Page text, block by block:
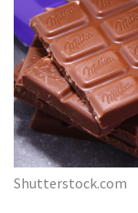
Shutterstock.com